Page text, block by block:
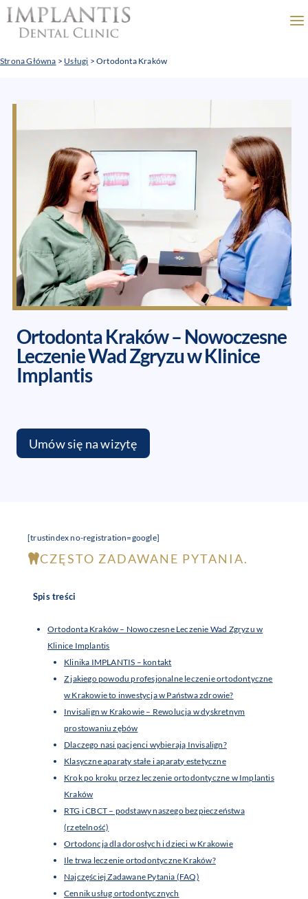
Przejdź
do
treści
Strona Główna > Usługi >Ortodonta Kraków
Ortodonta Kraków – Nowoczesne
Leczenie Wad Zgryzu w Klinice
Implantis
Umów się na wizytę
[trustindex no-registration=google]
CZĘSTO ZADAWANE PYTANIA.
Spis treści
Ortodonta Kraków – Nowoczesne Leczenie Wad Zgryzu w
Klinice Implantis
Klinika IMPLANTIS – kontakt
Z jakiego powodu profesjonalne leczenie ortodontyczne
w Krakowie to inwestycja w Państwa zdrowie?
Invisalign w Krakowie – Rewolucja w dyskretnym
prostowaniu zębów
Dlaczego nasi pacjenci wybierają Invisalign?
Klasyczne aparaty stałe i aparaty estetyczne
Krok po kroku przez leczenie ortodontyczne w Implantis
Kraków
RTG i CBCT – podstawy naszego bezpieczeństwa
(rzetelność)
Ortodoncja dla dorosłych i dzieci w Krakowie
Ile trwa leczenie ortodontyczne Kraków?
Najczęściej Zadawane Pytania (FAQ)
Cennik usług ortodontycznych